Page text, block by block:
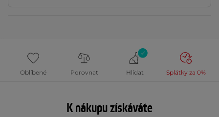
Oblíbené Porovnat Hlídat Splátky za 0%
K nákupu získáváte